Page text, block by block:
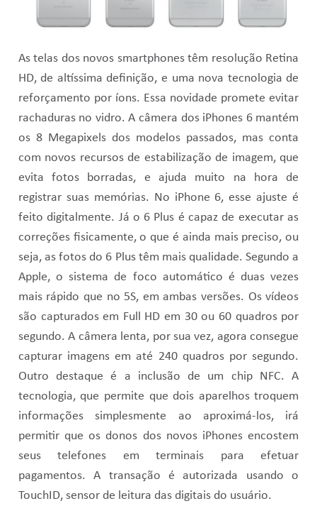
As telas dos novos smartphones têm resolução Retina
HD, de altíssima definição, e uma nova tecnologia de
reforçamento por íons. Essa novidade promete evitar
rachaduras no vidro. A câmera dos iPhones 6 mantém
os 8 Megapixels dos modelos passados, mas conta
com novos recursos de estabilização de imagem, que
evita fotos borradas, e ajuda muito na hora de
registrar suas memórias. No iPhone 6, esse ajuste é
feito digitalmente. Já o 6 Plus é capaz de executar as
correções fisicamente, o que é ainda mais preciso, ou
seja, as fotos do 6 Plus têm mais qualidade. Segundo a
Apple, o sistema de foco automático é duas vezes
mais rápido que no 5S, em ambas versões. Os vídeos
são capturados em Full HD em 30 ou 60 quadros por
segundo. A câmera lenta, por sua vez, agora consegue
capturar imagens em até 240 quadros por segundo.
Outro destaque é a inclusão de um chip NFC. A
tecnologia, que permite que dois aparelhos troquem
informações simplesmente ao aproximá-los, irá
permitir que os donos dos novos iPhones encostem
seus telefones em terminais para efetuar
pagamentos. A transação é autorizada usando o
TouchID, sensor de leitura das digitais do usuário.